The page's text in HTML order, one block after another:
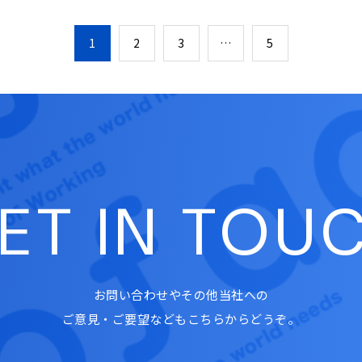
1 2 3 … 5
IN
お問い合わせやその他当社への
ご意見・ご要望などもこちらからどうぞ。